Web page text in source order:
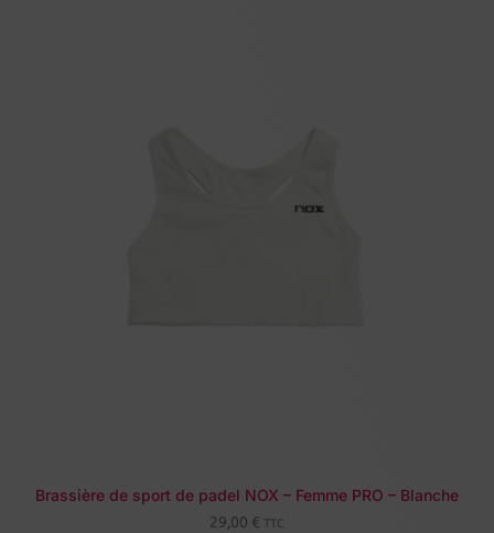
Brassière de sport de padel NOX – Femme PRO – Blanche
29,00 € TTC